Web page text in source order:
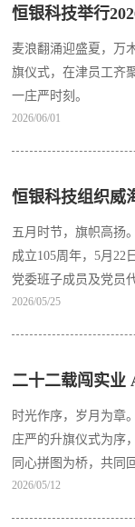
恒银科技举行
麦浪翻涌迎盛夏，万
旗仪式，在津员工齐
一庄严时刻。
2026/06/01
恒银科技组织威
五月时节，旗帜高扬
成立105周年，5月22
党委班子成员及党员
式，重温峥嵘岁月，
2026/05/25
时光作序，岁月为章
庄严的升旗仪式为序
同心拼图为桥，共同
AI全栈启新程”之姿，
2026/05/12